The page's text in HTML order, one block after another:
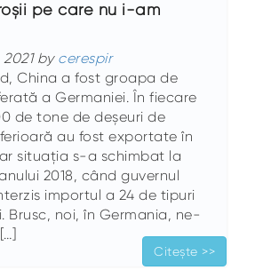
pe care nu i-am
by cerespir
China a fost groapa de
a Germaniei. În fiecare
de tone de deșeuri de
au fost exportate în
situația s-a schimbat la
2018, când guvernul
importul a 24 de tipuri
Brusc, noi, în Germania, ne-
Citește >>